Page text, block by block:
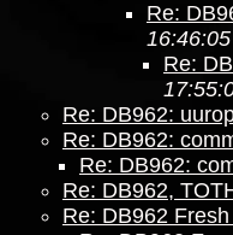
Re:
16:46:05
Re:
Re: DB962:
Re: DB962:
Re: DB962:
Re: DB962,
Re: DB962 Fresh